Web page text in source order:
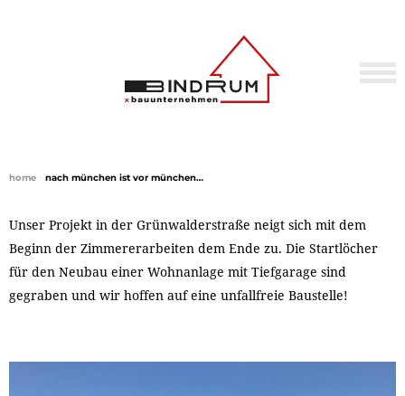
home nach münchen ist vor münchen…
Unser Projekt in der Grünwalderstraße neigt sich mit dem
Beginn der Zimmererarbeiten dem Ende zu. Die Startlöcher
für den Neubau einer Wohnanlage mit Tiefgarage sind
gegraben und wir hoffen auf eine unfallfreie Baustelle!